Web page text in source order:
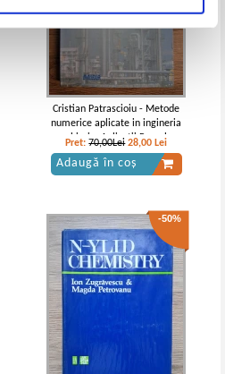
Cristian Patrascioiu - Metode
numerice aplicate in ingineria
chimie. Aplicatii Pascal
Pret:70,00Lei 28,00 Lei
Adaugă în coș
-50%